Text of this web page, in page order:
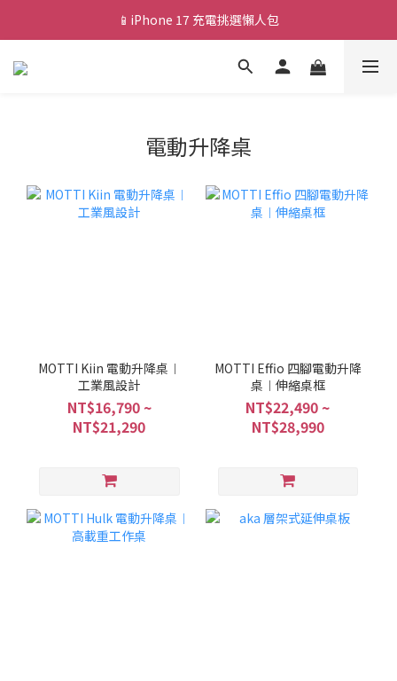
💰新會員送 $88 購物金
📱iPhone 17 充電挑選懶人包
🎟️ 去領優惠券 ▶▶
電動升降桌
MOTTI Kiin 電動升降桌︱
工業風設計
NT$16,790 ~
NT$21,290
MOTTI Effio 四腳電動升降
桌︱伸縮桌框
NT$22,490 ~
NT$28,990